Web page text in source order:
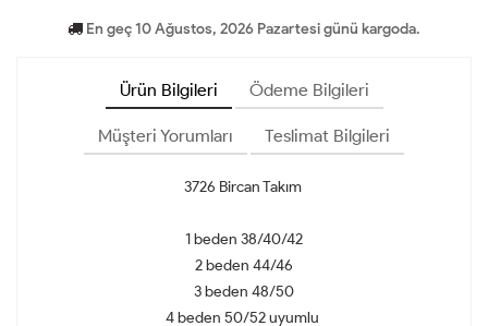
En geç 10 Ağustos, 2026 Pazartesi günü kargoda.
Ürün Bilgileri Ödeme Bilgileri
Müşteri Yorumları Teslimat Bilgileri
3726 Bircan Takım
1 beden 38/40/42
2 beden 44/46
3 beden 48/50
4 beden 50/52 uyumlu